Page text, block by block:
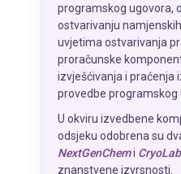
programskog ugovora,
ostvarivanju
uvjetima ostvarivanja
proračunske
izvješćivanja i praćenja
provedbe programskog
U okviru izvedbene
odsjeku odobrena su
NextGenChemi CryoLab
znanstvene izvrsnosti.